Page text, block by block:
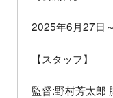
2025年6月27日
【スタッフ】
監督:野村芳太郎